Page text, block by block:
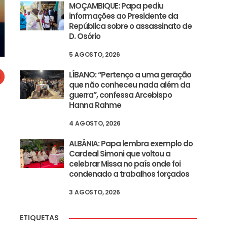
MOÇAMBIQUE: Papa pediu
informações ao Presidente da
República sobre o assassinato de
D. Osório
5 AGOSTO, 2026
LÍBANO: “Pertenço a uma geração
que não conheceu nada além da
guerra”, confessa Arcebispo
Hanna Rahme
4 AGOSTO, 2026
ALBÂNIA: Papa lembra exemplo do
Cardeal Simoni que voltou a
celebrar Missa no país onde foi
condenado a trabalhos forçados
3 AGOSTO, 2026
ETIQUETAS